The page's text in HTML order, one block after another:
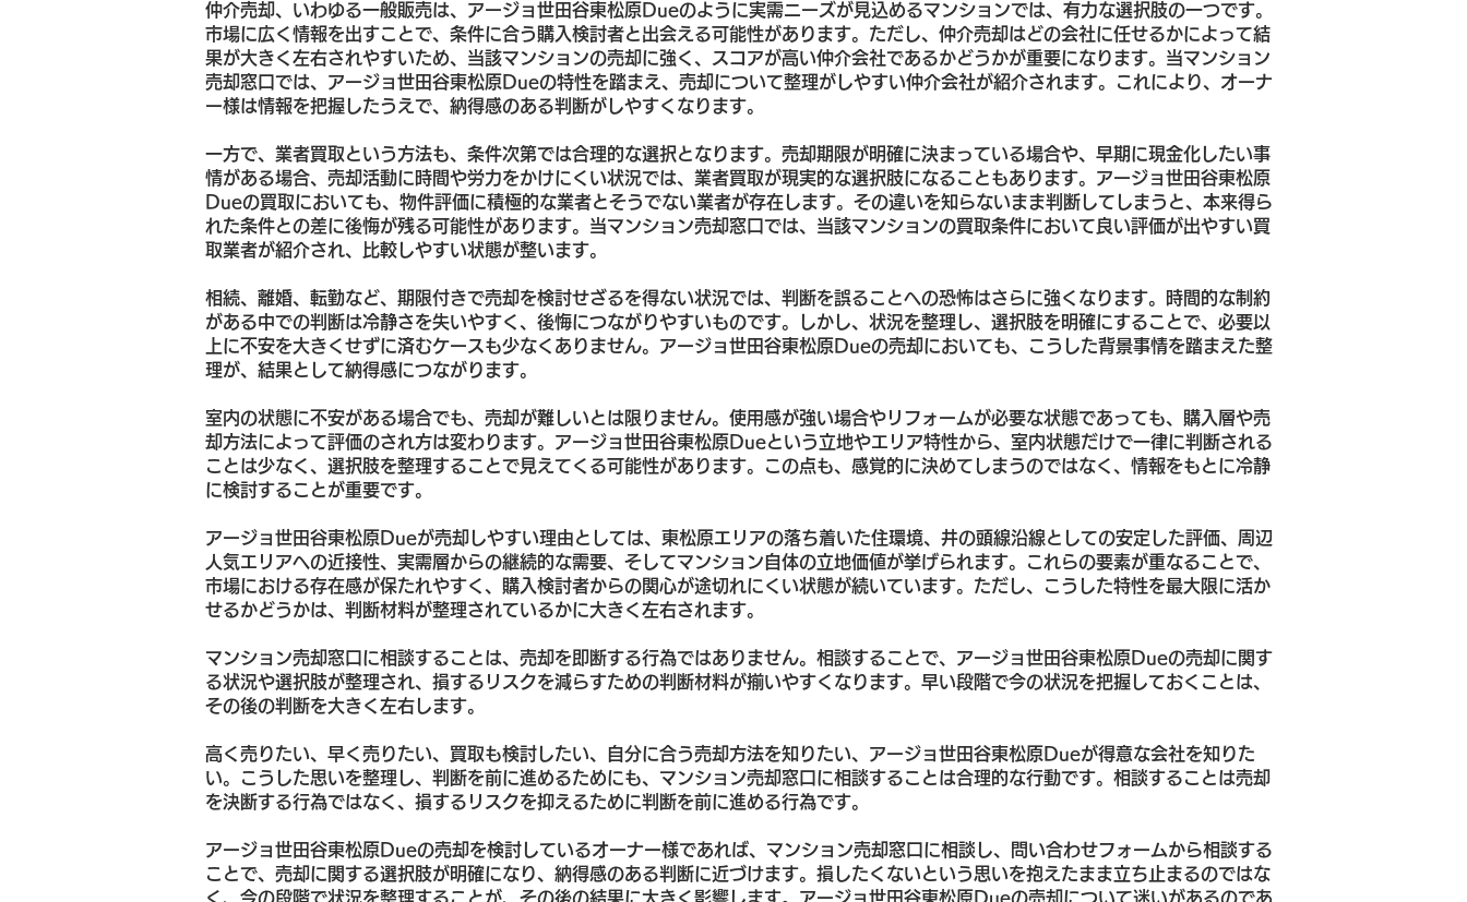
仲介売却、いわゆる一般販売は、アージョ世田谷東松原Dueのように実需ニーズが見込めるマンションでは、有力な選択肢の一つです。
市場に広く情報を出すことで、条件に合う購入検討者と出会える可能性があります。ただし、仲介売却はどの会社に任せるかによって結
果が大きく左右されやすいため、当該マンションの売却に強く、スコアが高い仲介会社であるかどうかが重要になります。当マンション
売却窓口では、アージョ世田谷東松原Dueの特性を踏まえ、売却について整理がしやすい仲介会社が紹介されます。これにより、オーナ
ー様は情報を把握したうえで、納得感のある判断がしやすくなります。
一方で、業者買取という方法も、条件次第では合理的な選択となります。売却期限が明確に決まっている場合や、早期に現金化したい事
情がある場合、売却活動に時間や労力をかけにくい状況では、業者買取が現実的な選択肢になることもあります。アージョ世田谷東松原
Dueの買取においても、物件評価に積極的な業者とそうでない業者が存在します。その違いを知らないまま判断してしまうと、本来得ら
れた条件との差に後悔が残る可能性があります。当マンション売却窓口では、当該マンションの買取条件において良い評価が出やすい買
取業者が紹介され、比較しやすい状態が整います。
相続、離婚、転勤など、期限付きで売却を検討せざるを得ない状況では、判断を誤ることへの恐怖はさらに強くなります。時間的な制約
がある中での判断は冷静さを失いやすく、後悔につながりやすいものです。しかし、状況を整理し、選択肢を明確にすることで、必要以
上に不安を大きくせずに済むケースも少なくありません。アージョ世田谷東松原Dueの売却においても、こうした背景事情を踏まえた整
理が、結果として納得感につながります。
室内の状態に不安がある場合でも、売却が難しいとは限りません。使用感が強い場合やリフォームが必要な状態であっても、購入層や売
却方法によって評価のされ方は変わります。アージョ世田谷東松原Dueという立地やエリア特性から、室内状態だけで一律に判断される
ことは少なく、選択肢を整理することで見えてくる可能性があります。この点も、感覚的に決めてしまうのではなく、情報をもとに冷静
に検討することが重要です。
アージョ世田谷東松原Dueが売却しやすい理由としては、東松原エリアの落ち着いた住環境、井の頭線沿線としての安定した評価、周辺
人気エリアへの近接性、実需層からの継続的な需要、そしてマンション自体の立地価値が挙げられます。これらの要素が重なることで、
市場における存在感が保たれやすく、購入検討者からの関心が途切れにくい状態が続いています。ただし、こうした特性を最大限に活か
せるかどうかは、判断材料が整理されているかに大きく左右されます。
マンション売却窓口に相談することは、売却を即断する行為ではありません。相談することで、アージョ世田谷東松原Dueの売却に関す
る状況や選択肢が整理され、損するリスクを減らすための判断材料が揃いやすくなります。早い段階で今の状況を把握しておくことは、
その後の判断を大きく左右します。
高く売りたい、早く売りたい、買取も検討したい、自分に合う売却方法を知りたい、アージョ世田谷東松原Dueが得意な会社を知りた
い。こうした思いを整理し、判断を前に進めるためにも、マンション売却窓口に相談することは合理的な行動です。相談することは売却
を決断する行為ではなく、損するリスクを抑えるために判断を前に進める行為です。
アージョ世田谷東松原Dueの売却を検討しているオーナー様であれば、マンション売却窓口に相談し、問い合わせフォームから相談する
ことで、売却に関する選択肢が明確になり、納得感のある判断に近づけます。損したくないという思いを抱えたまま立ち止まるのではな
く、今の段階で状況を整理することが、その後の結果に大きく影響します。アージョ世田谷東松原Dueの売却について迷いがあるのであ